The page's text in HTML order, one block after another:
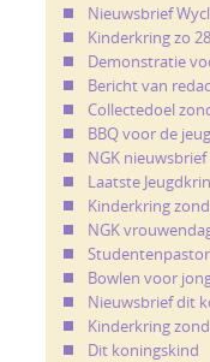
Nieuwsbrief
Kinderkring zo
Demonstratie
Bericht van
Collectedoel
BBQ voor de
NGK nieuwsbrief
Laatste
Kinderkring
NGK
Bowlen voor
Nieuwsbrief dit
Kinderkring
Dit koningskind